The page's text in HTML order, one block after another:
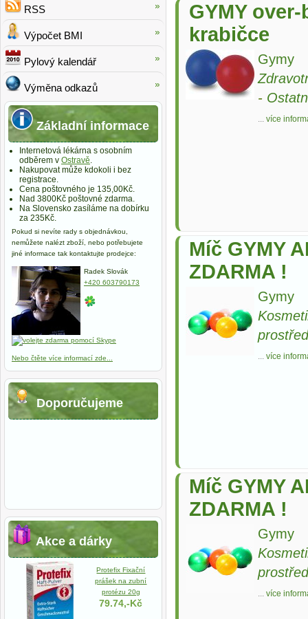
GYMY
krabičce
Gymy
-
... více
Míč GYMY
ZDARMA !
Gymy
... více
Míč GYMY
ZDARMA !
Gymy
... více
RSS
Výpočet BMI
Pylový kalendář
Výměna odkazů
Základní informace
Internetová lékárna s osobním
odběrem v Ostravě.
Nakupovat může kdokoli i bez
registrace.
Cena poštovného je 135,00Kč.
Nad 3800Kč poštovné zdarma.
Na Slovensko zasíláme na dobírku
za 235Kč.
Pokud si nevíte rady s objednávkou,
nemůžete nalézt zboží, nebo potřebujete
jiné informace tak kontaktujte prodejce:
Radek Slovák
+420 603790173
Nebo čtěte více informací zde...
Doporučujeme
Akce a dárky
Protefix Fixační
prášek na zubní
protézu 20g
79.74,-Kč